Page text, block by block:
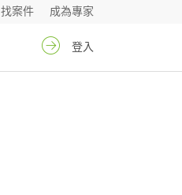
成為專家
找案件
登入